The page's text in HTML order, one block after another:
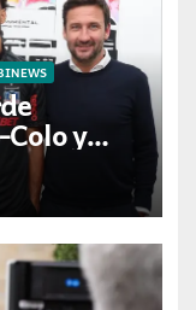
y
etapa